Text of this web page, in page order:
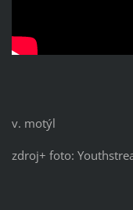
v. motýl
zdroj+ foto: